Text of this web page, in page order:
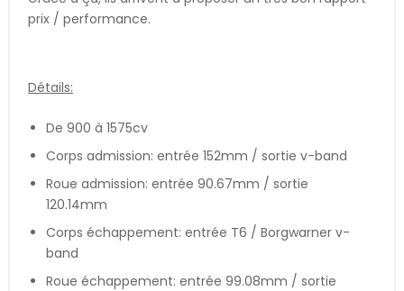
prix / performance.
Détails:
De 900 à 1575cv
Corps admission: entrée 152mm / sortie v-band
Roue admission: entrée 90.67mm / sortie
120.14mm
Corps échappement: entrée T6 / Borgwarner v-
band
Roue échappement: entrée 99.08mm / sortie